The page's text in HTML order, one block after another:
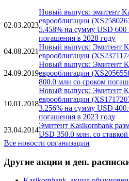
Новости
Новый выпуск: эмитент
еврооблигации
5.458% на сумму USD 600
погашения в 2028 году
Новый выпуск: Эмитент
еврооблигации
24.09.2019
Новый выпуск: Эмитент
еврооблигации
800.0 млн со сроком
Новый выпуск: Эмитент
еврооблигации
3.256% на сумму USD
погашения в 2023 году
23.04.2014
Эмитент Kasikornbank
USD 350.0 млн. со ставкой
Все новости организации